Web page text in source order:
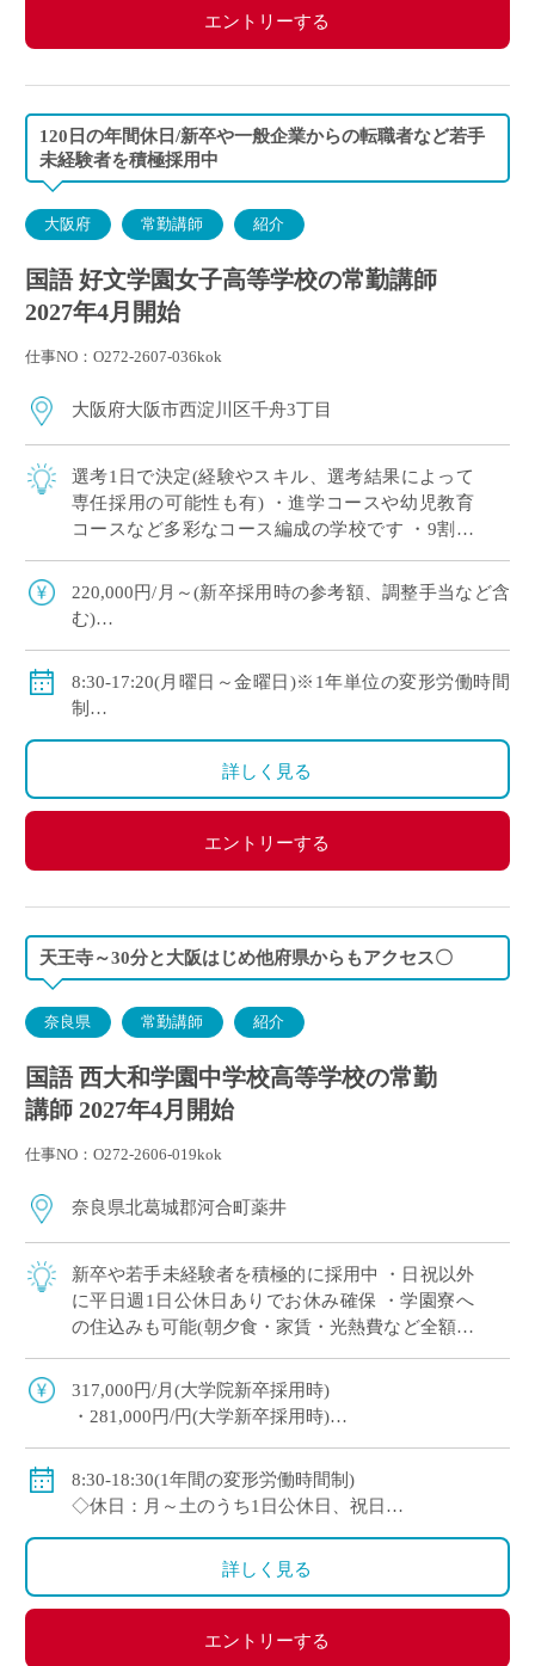
エントリーする
120日の年間休日/新卒や一般企業からの転職者など若手
未経験者を積極採用中
大阪府 常勤講師 紹介
国語 好文学園女子高等学校の常勤講師
2027年4月開始
仕事NO：O272-2607-036kok
大阪府大阪市西淀川区千舟3丁目
選考1日で決定(経験やスキル、選考結果によって
専任採用の可能性も有) ・進学コースや幼児教育
コースなど多彩なコース編成の学校です ・9割以
す ・新卒や社会人からのキャリアチェン […]
220,000円/月～(新卒採用時の参考額、調整手当など含
む)
◇保険：私学共済、雇用保険、労災保険
8:30-17:20(月曜日～金曜日)※1年単位の変形労働時間
制
・土曜日、日曜日、祝日、その他学校スケジュールに
詳しく見る
エントリーする
天王寺～30分と大阪はじめ他府県からもアクセス〇
奈良県 常勤講師 紹介
国語 西大和学園中学校高等学校の常勤
講師 2027年4月開始
仕事NO：O272-2606-019kok
奈良県北葛城郡河合町薬井
新卒や若手未経験者を積極的に採用中 ・日祝以外
に平日週1日公休日ありでお休み確保 ・学園寮へ
の住込みも可能(朝夕食・家賃・光熱費など全額学
活的な自立を全面的にバックアップ ・ […]
317,000円/月(大学院新卒採用時)
・281,000円/円(大学新卒採用時)
◇手当：各種有
・通勤手当：上限50,000円)
・住居手当：賃貸の場合は上限27,000円)
・その他、扶養等の諸手当が条件に応じて支給あり
◇保険：私学共済、雇用保険など
8:30-18:30(1年間の変形労働時間制)
◇休日：月～土のうち1日公休日、祝日
詳しく見る
エントリーする